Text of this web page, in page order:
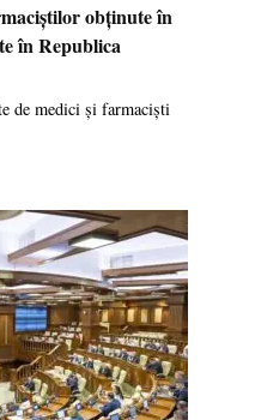
obținute în
în Republica
de medici și farmaciști